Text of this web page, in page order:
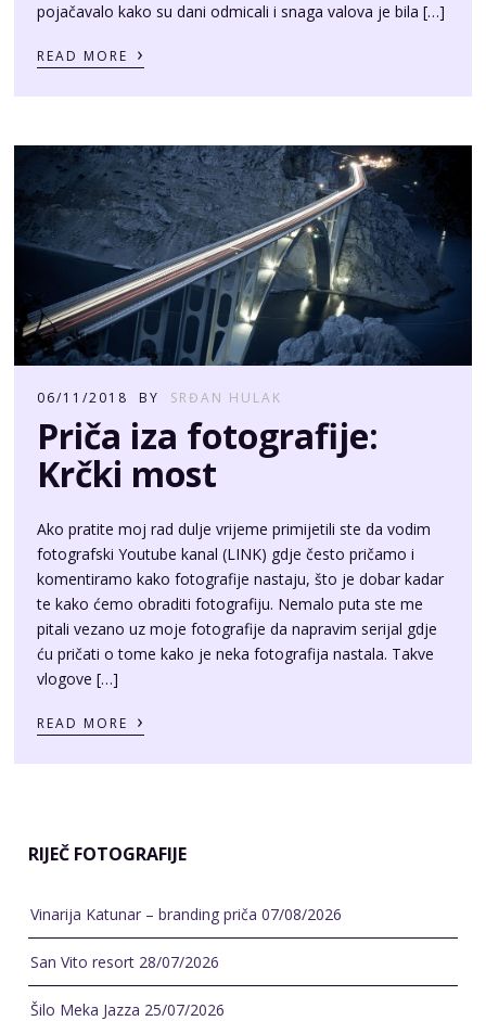
pojačavalo kako su dani odmicali i snaga valova je bila […]
READ MORE ›
06/11/2018 BY SRĐAN HULAK
Priča iza fotografije:
Krčki most
Ako pratite moj rad dulje vrijeme primijetili ste da vodim
fotografski Youtube kanal (LINK) gdje često pričamo i
komentiramo kako fotografije nastaju, što je dobar kadar
te kako ćemo obraditi fotografiju. Nemalo puta ste me
pitali vezano uz moje fotografije da napravim serijal gdje
ću pričati o tome kako je neka fotografija nastala. Takve
vlogove […]
READ MORE ›
RIJEČ FOTOGRAFIJE
Vinarija Katunar – branding priča 07/08/2026
San Vito resort 28/07/2026
Šilo Meka Jazza 25/07/2026